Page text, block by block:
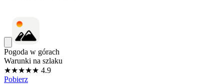
Pogoda w górach
Warunki na szlaku
★★★★★ 4.9
Pobierz